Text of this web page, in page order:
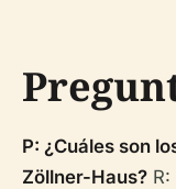
P: ¿Cuáles son
Zöllner-Haus?